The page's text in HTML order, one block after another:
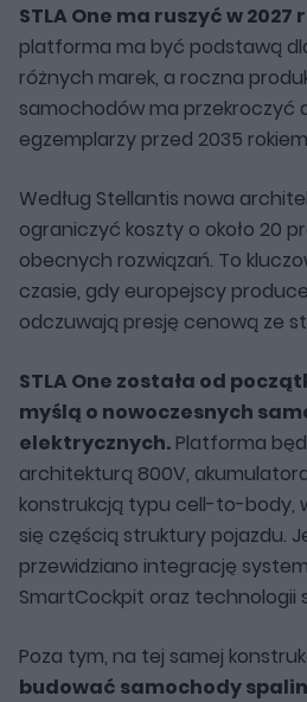
STLA One ma ruszyć w 2027
platforma ma być podstawą
różnych marek, a roczna
samochodów ma przekroczyć
egzemplarzy przed 2035
Według Stellantis nowa
ograniczyć koszty o około 20
obecnych rozwiązań. To
czasie, gdy europejscy
odczuwają presję cenową ze
STLA One została od
myślą o nowoczesnych
elektrycznych. Platforma
architekturą 800V,
konstrukcją typu cell-to-body,
się częścią struktury pojazdu.
przewidziano integrację
SmartCockpit oraz technologii
Poza tym, na tej samej
budować samochody